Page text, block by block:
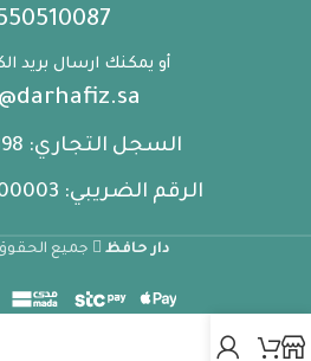
أو يمكنك ارسال بريد
السجل التجاري: 4030177898
الرقم الضريبي: 312166994900003
دار حافظ جميع